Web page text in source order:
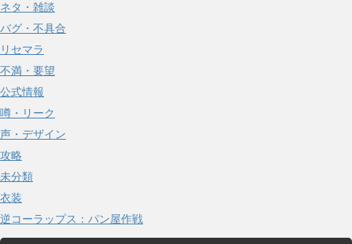
ネタ・雑談
バグ・不具合
リセマラ
不満・要望
公式情報
噂・リーク
声・デザイン
攻略
未分類
衣装
逆コーラップス：パン屋作戦